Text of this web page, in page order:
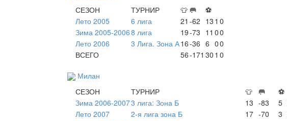
СЕЗОН
ТУРНИР 👕 🥅
⚽
Лето 2005
6 лига 21 -62 13 1 0
Зима 2005-20068 лига 19-73 11 00
Лето 2006
3 Лига. Зона А16-36 6 00
ВСЕГО
56-171 30 1 0
Милан
СЕЗОН
ТУРНИР 👕 🥅
⚽
Зима 2006-20073 лига: Зона Б 13 -83 5
Лето 2007
2-я лига зона Б 17 -70 3